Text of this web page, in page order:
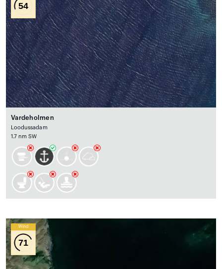
54
Vardeholmen
Loodussadam
1.7 nm SW
Wind
71